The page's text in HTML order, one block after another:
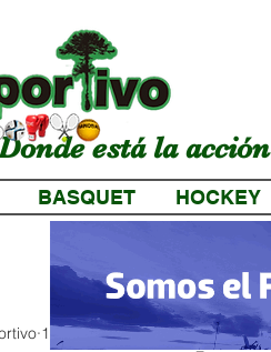
está la acción
BASQUET HOCKEY
1 min de lectura